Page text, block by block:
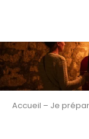
principal
Accueil – Je